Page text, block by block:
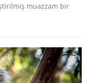
muazzam bir